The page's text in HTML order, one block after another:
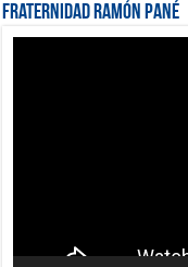
Fraternidad Ramón Pané